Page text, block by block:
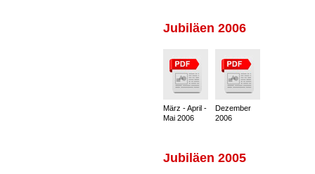
Jubiläen 2006
März - April -
Mai 2006
Dezember
2006
Jubiläen 2005